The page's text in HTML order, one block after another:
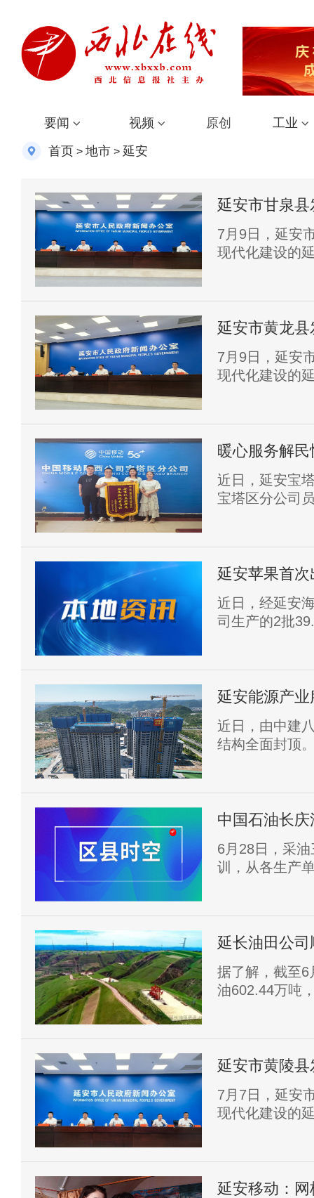
要闻 视频 原创 工业
首页 > 地市 > 延安
延安市甘泉县
建设新篇章
7月9日，延安
现代化建设的
重点任务。
延安市黄龙县
转化新路径
7月9日，延安
现代化建设的
略、乡村振兴
暖心服务解
获用户提前致
近日，延安宝
宝塔区分公司
延安苹果首
近日，经延安
司生产的2批
延安能源产
近日，由中建
结构全面封顶
中国石油长
专题培训
6月28日，采
训，从各生产
延长油田公司
据了解，截至6
油602.44万吨
延安市黄陵县
新目标
7月7日，延安
现代化建设的
延安移动：